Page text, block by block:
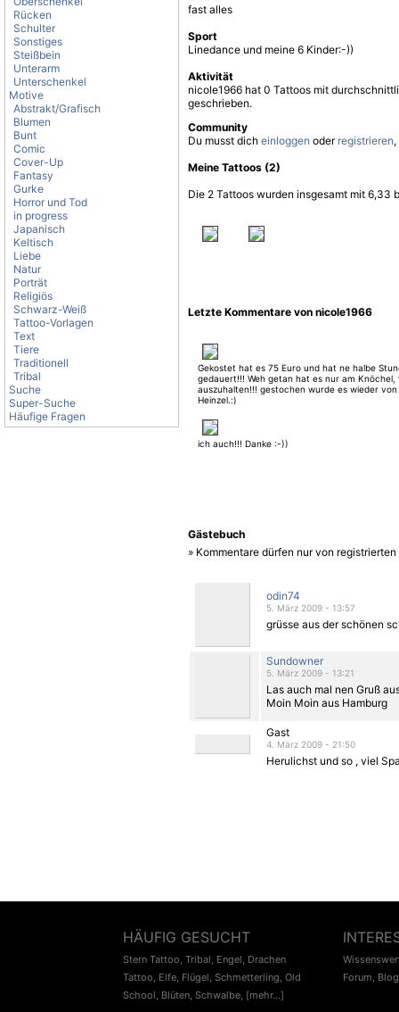
Rücken
Schulter
Sonstiges
Steißbein
Unterarm
Unterschenkel
Motive
Abstrakt/Grafisch
Blumen
Bunt
Comic
Cover-Up
Fantasy
Gurke
Horror und Tod
in progress
Japanisch
Keltisch
Liebe
Natur
Porträt
Religiös
Schwarz-Weiß
Tattoo-Vorlagen
Text
Tiere
Traditionell
Tribal
Suche
Super-Suche
Häufige Fragen
fast alles
Sport
Linedance und meine 6 Kinder:-))
Aktivität
nicole1966 hat 0 Tattoos mit
geschrieben.
Community
Du musst dich einloggen oder registrieren
Meine Tattoos (2)
Die 2 Tattoos wurden insgesamt mit 6,33
Letzte Kommentare von nicole1966
Gekostet hat es 75 Euro und hat ne halbe
gedauert!!! Weh getan hat es nur am Knöchel,
auszuhalten!!! gestochen wurde es wieder von
Heinzel.:)
ich auch!!! Danke :-))
Gästebuch
» Kommentare dürfen nur von
odin74
5. März 2009 - 13:57
grüsse aus der schönen
Sundowner
5. März 2009 - 13:21
Las auch mal nen Gruß
Moin Moin aus Hamburg
Gast
4. März 2009 - 21:50
Herulichst und so , viel
HÄUFIG GESUCHT
Stern Tattoo, Tribal, Engel, Drachen
Tattoo, Elfe, Flügel, Schmetterling, Old
School, Blüten, Schwalbe, [mehr...]
Forum, Blog